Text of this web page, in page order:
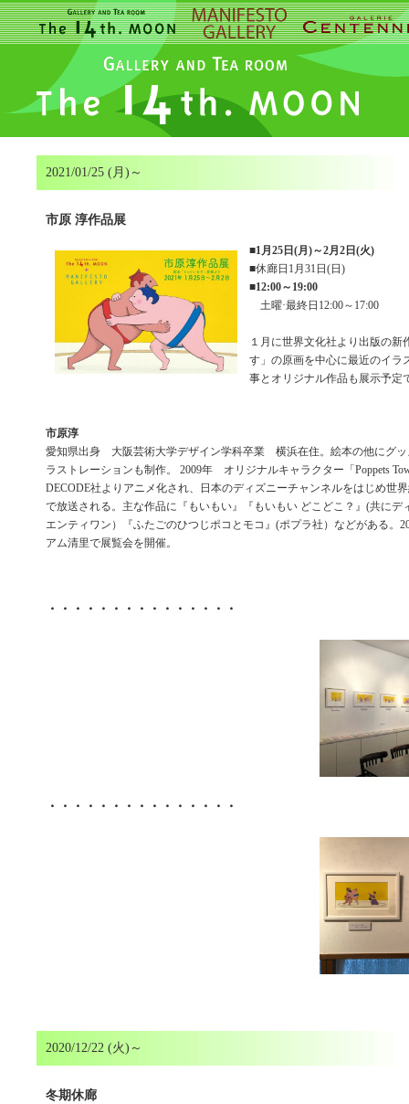
2021/01/25 (月)～
市原 淳作品展
■1月25日(月)～2月2日(火)
■休廊日1月31日(日)
■12:00～19:00
土曜·最終日12:00～17:00
１月に世界文化社より出版の新
す」の原画を中心に最近のイラ
事とオリジナル作品も展示予定
市原淳
愛知県出身 大阪芸術大学デザイン学科卒業 横浜在住。絵本の他にグッ
ラストレーションも制作。 2009年 オリジナルキャラクター「Poppets
DECODE社よりアニメ化され、日本のディズニーチャンネルをはじめ世
で放送される。主な作品に『もいもい』『もいもい どこどこ？』(共にデ
エンティワン）『ふたごのひつじポコとモコ』(ポプラ社）などがある。
アム清里で展覧会を開催。
・・・・・・・・・・・・・・・
・・・・・・・・・・・・・・・
2020/12/22 (火)～
冬期休廊